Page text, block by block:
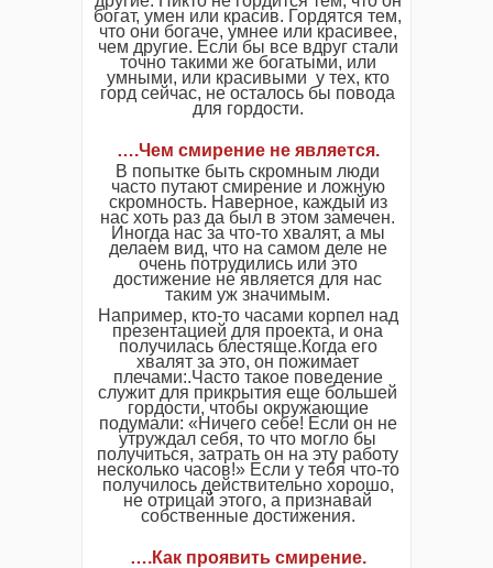
богат, умен или красив. Гордятся тем,
что они богаче, умнее или красивее,
чем другие. Если бы все вдруг стали
точно такими же богатыми, или
умными, или красивыми у тех, кто
горд сейчас, не осталось бы повода
для гордости.
….Чем смирение не является.
В попытке быть скромным люди
часто путают смирение и ложную
скромность. Наверное, каждый из
нас хоть раз да был в этом замечен.
Иногда нас за что-то хвалят, а мы
делаем вид, что на самом деле не
очень потрудились или это
достижение не является для нас
таким уж значимым.
Например, кто-то часами корпел над
презентацией для проекта, и она
получилась блестяще.Когда его
хвалят за это, он пожимает
плечами:.Часто такое поведение
служит для прикрытия еще большей
гордости, чтобы окружающие
подумали: «Ничего себе! Если он не
утруждал себя, то что могло бы
получиться, затрать он на эту работу
несколько часов!» Если у тебя что-то
получилось действительно хорошо,
не отрицай этого, а признавай
собственные достижения.
….Как проявить смирение.